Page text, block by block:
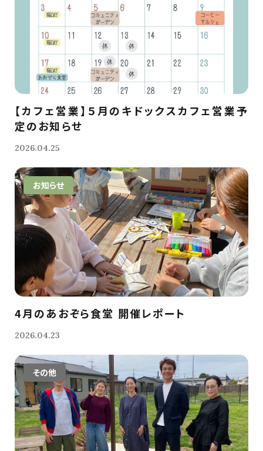
【カフェ営業】５月のキドックスカフェ営業予
定のお知らせ
2026.04.25
お知らせ
4月のあおぞら食堂 開催レポート
2026.04.23
その他